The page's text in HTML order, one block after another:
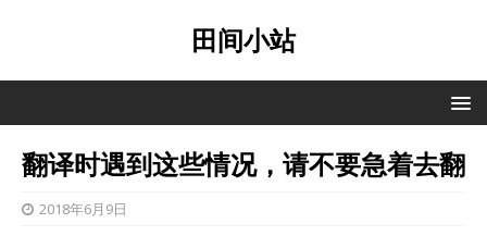
田间小站
翻译时遇到这些情况，请不要急着去翻
2018年6月9日